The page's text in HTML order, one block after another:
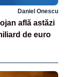
Daniel Onescu
află astăzi
de euro